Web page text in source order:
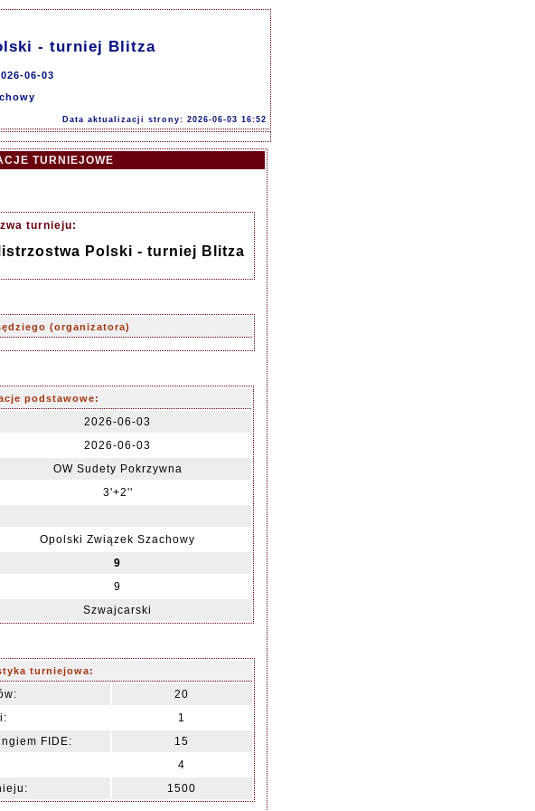
- turniej Blitza
06-03
Data aktualizacji strony: 2026-06-03 16:52
TURNIEJOWE
turnieju:
Polski - turniej Blitza
(organizatora)
podstawowe:
2026-06-03
2026-06-03
OW Sudety Pokrzywna
3'+2''
Opolski Związek Szachowy
9
9
Szwajcarski
turniejowa:
20
1
FIDE:
15
4
1500